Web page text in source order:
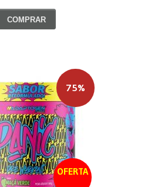
COMPRAR
OFERTA
75%